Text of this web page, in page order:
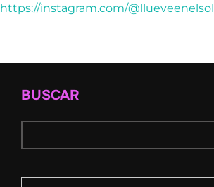
https://instagram.com/@llueveenelsol
BUSCAR